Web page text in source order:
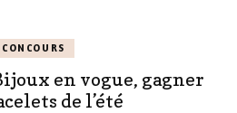
CONCOURS
en vogue, gagner
de l’été